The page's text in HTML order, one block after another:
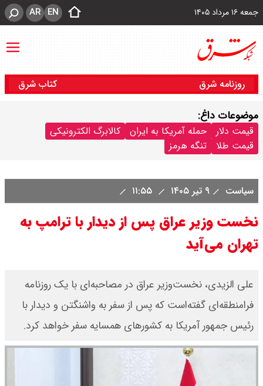
جمعه ۱۶ مرداد ۱۴۰۵ EN
AR
روزنامه شرق کتاب شرق
موضوعات داغ:
قیمت دلار حمله آمریکا به ایران
کالابرگ الکترونیکی
قیمت طلا
تنگه هرمز
سیاست ۹ تیر ۱۴۰۵
نخست وزیر عراق پس از دیدار با ترامپ به
تهران می‌آید
علی الزیدی، نخست‌وزیر عراق در مصاحبه‌ای با یک روزنامه
فرامنطقه‌ای گفته‌است که پس از سفر به واشنگتن و دیدار با
رئیس جمهور آمریکا به کشورهای همسایه سفر خواهد کرد.